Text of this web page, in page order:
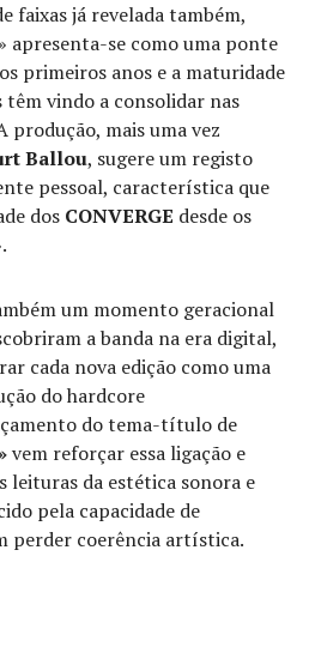
faixas já revelada também,
» apresenta-se como uma ponte
primeiros anos e a maturidade
têm vindo a consolidar nas
produção, mais uma vez
Ballou, sugere um registo
pessoal, característica que
dos CONVERGE desde os
um momento geracional
a banda na era digital,
cada nova edição como uma
do hardcore
do tema-título de
vem reforçar essa ligação e
leituras da estética sonora e
pela capacidade de
perder coerência artística.